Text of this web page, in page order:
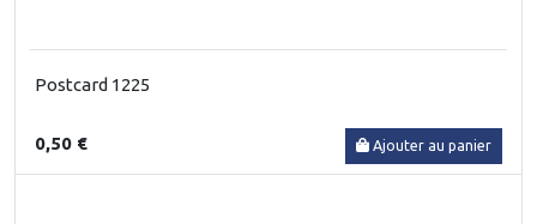
Postcard 1225
0,50 € Ajouter au panier